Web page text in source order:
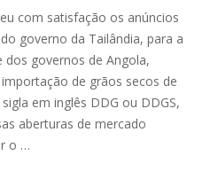
com satisfação os anúncios
governo da Tailândia, para a
governos de Angola,
de grãos secos de
em inglês DDG ou DDGS,
aberturas de mercado
o …